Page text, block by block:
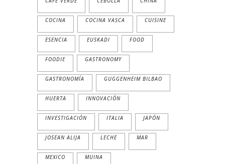
COCINA COCINA VASCA CUISINE
ESENCIA EUSKADI FOOD
FOODIE GASTRONOMY
GASTRONOMÍA GUGGENHEIM BILBAO
HUERTA INNOVACIÓN
INVESTIGACIÓN ITALIA JAPÓN
JOSEAN ALIJA LECHE MAR
MEXICO MUINA